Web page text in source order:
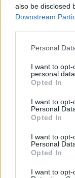
also be disclosed
Downstream
Personal
I want to
personal data.
Opted In
I want to
Personal
Opted In
I want to
Personal
Opted In
I want to opt-
Borba reforça
painel
O percurso do
31 Julho, 2026 - 13:27